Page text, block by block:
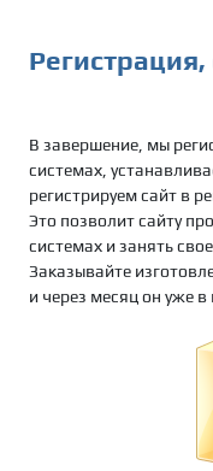
В завершение, мы
системах,
регистрируем сайт в
Это позволит сайту
системах и занять
Заказывайте
и через месяц он уже в